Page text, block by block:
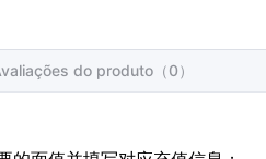
do produto（0）